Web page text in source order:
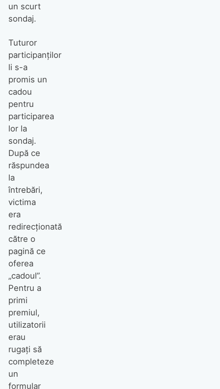
un scurt
sondaj.
Tuturor
participanților
li s-a
promis un
cadou
pentru
participarea
lor la
sondaj.
După ce
răspundea
la
întrebări,
victima
era
redirecționată
către o
pagină ce
oferea
„cadoul”.
Pentru a
primi
premiul,
utilizatorii
erau
rugați să
completeze
un
formular